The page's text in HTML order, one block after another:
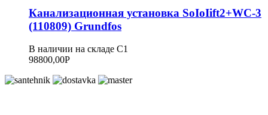
Канализационная установка SoIoIift2+WC-3
(110809) Grundfos
В наличии на складе С1
98800,00Р